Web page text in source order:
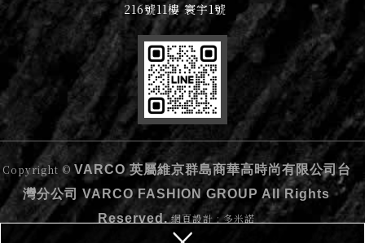
216號11樓 寰宇1號
Copyright © VARCO英屬維京群島商華高時尚有限公司台
灣分公司 VARCO FASHION GROUP All Rights
Reserved. 網頁設計 : 多米諾